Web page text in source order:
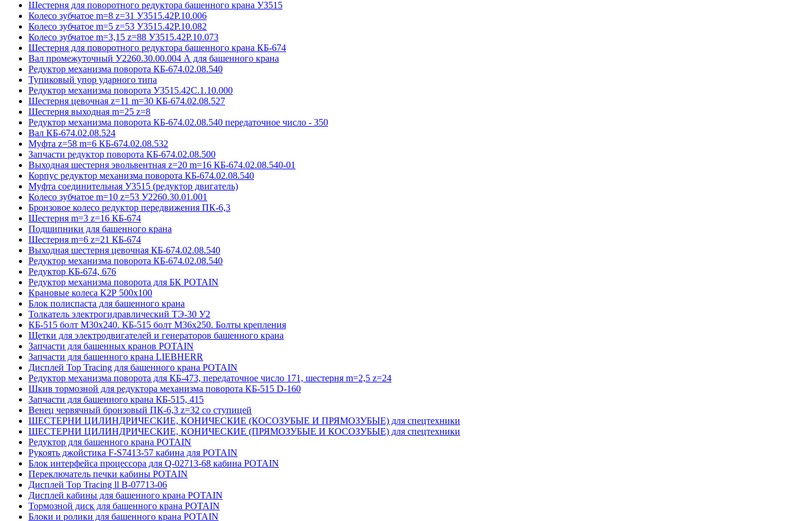
Шестерня для поворотного редуктора башенного крана У3515
Колесо зубчатое m=8 z=31 У3515.42P.10.006
Колесо зубчатое m=5 z=53 У3515.42P.10.082
Колесо зубчатое m=3,15 z=88 У3515.42P.10.073
Шестерня для поворотного редуктора башенного крана КБ-674
Вал промежуточный У2260.30.00.004 А для башенного крана
Редуктор механизма поворота КБ-674.02.08.540
Тупиковый упор ударного типа
Редуктор механизма поворота У3515.42С.1.10.000
Шестерня цевочная z=11 m=30 КБ-674.02.08.527
Шестерня выходная m=25 z=8
Редуктор механизма поворота КБ-674.02.08.540 передаточное число - 350
Вал КБ-674.02.08.524
Муфта z=58 m=6 КБ-674.02.08.532
Запчасти редуктор поворота КБ-674.02.08.500
Выходная шестерня эвольвентная z=20 m=16 КБ-674.02.08.540-01
Корпус редуктор механизма поворота КБ-674.02.08.540
Муфта соединительная У3515 (редуктор двигатель)
Колесо зубчатое m=10 z=53 У2260.30.01.001
Бронзовое колесо редуктор передвижения ПК-6,3
Шестерня m=3 z=16 КБ-674
Подшипники для башенного крана
Шестерня m=6 z=21 КБ-674
Выходная шестерня цевочная КБ-674.02.08.540
Редуктор механизма поворота КБ-674.02.08.540
Редуктор КБ-674, 676
Редуктор механизма поворота для БК POTAIN
Крановые колеса К2Р 500х100
Блок полиспаста для башенного крана
Толкатель электрогидравлический ТЭ-30 У2
КБ-515 болт М30х240. КБ-515 болт М36х250. Болты крепления
Щетки для электродвигателей и генераторов башенного крана
Запчасти для башенных кранов POTAIN
Запчасти для башенного крана LIEBHERR
Дисплей Top Tracing для башенного крана POTAIN
Редуктор механизма поворота для КБ-473, передаточное число 171, шестерня m=2,5 z=24
Шкив тормозной для редуктора механизма поворота КБ-515 D-160
Запчасти для башенного крана КБ-515, 415
Венец червячный бронзовый ПК-6,3 z=32 со ступицей
ШЕСТЕРНИ ЦИЛИНДРИЧЕСКИЕ, КОНИЧЕСКИЕ (КОСОЗУБЫЕ И ПРЯМОЗУБЫЕ) для спецтехники
ШЕСТЕРНИ ЦИЛИНДРИЧЕСКИЕ, КОНИЧЕСКИЕ (ПРЯМОЗУБЫЕ И КОСОЗУБЫЕ) для спецтехники
Редуктор для башенного крана POTAIN
Рукоять джойстика F-S7413-57 кабина для POTAIN
Блок интерфейса процессора для Q-02713-68 кабина POTAIN
Переключатель печки кабины POTAIN
Дисплей Top Tracing ll B-07713-06
Дисплей кабины для башенного крана POTAIN
Тормозной диск для башенного крана POTAIN
Блоки и ролики для башенного крана POTAIN